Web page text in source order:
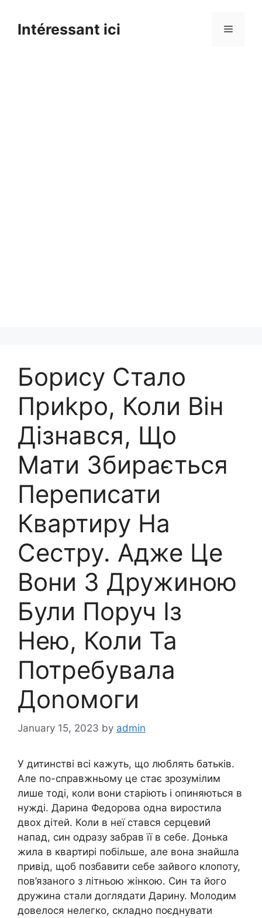
contentIntéressant ici Menu
Борису Стало
Приkро, Коли Він
Дізнався, Що
Мати Збирається
Переписати
Квартиру На
Сестру. Адже Це
Вони З Дружиною
Були Поруч Із
Нею, Коли Та
Потребувала
Доnомоги
January 15, 2023 by admin
У дитинстві всі кажуть, що люблять батьків.
Але по-справжньому це стає зрозумілим
лише тоді, коли вони старіють і опиняються в
нужді. Дарина Федорова одна виростила
двох дітей. Коли в неї стався серцевий
напад, син одразу забрав її в себе. Донька
жила в квартирі побільше, але вона знайшла
привід, щоб позбавити себе зайвого клопоту,
пов’язаного з літньою жінкою. Син та його
дружина стали доглядати Дарину. Молодим
довелося нелегко, складно поєднувати